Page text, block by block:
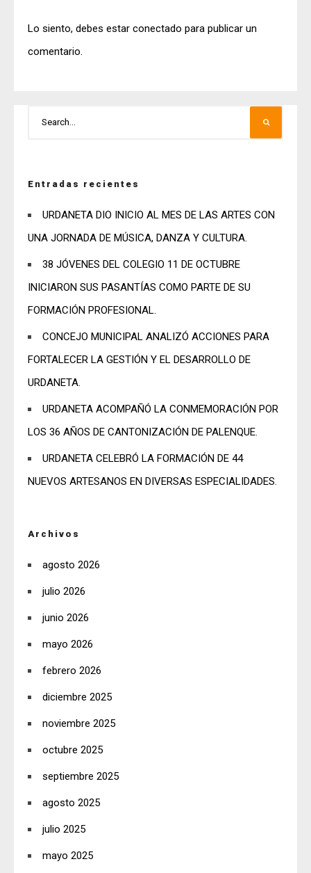
Lo siento, debes estar conectado para publicar un
comentario.
Entradas recientes
URDANETA DIO INICIO AL MES DE LAS ARTES CON
UNA JORNADA DE MÚSICA, DANZA Y CULTURA.
38 JÓVENES DEL COLEGIO 11 DE OCTUBRE
INICIARON SUS PASANTÍAS COMO PARTE DE SU
FORMACIÓN PROFESIONAL.
CONCEJO MUNICIPAL ANALIZÓ ACCIONES PARA
FORTALECER LA GESTIÓN Y EL DESARROLLO DE
URDANETA.
URDANETA ACOMPAÑÓ LA CONMEMORACIÓN POR
LOS 36 AÑOS DE CANTONIZACIÓN DE PALENQUE.
URDANETA CELEBRÓ LA FORMACIÓN DE 44
NUEVOS ARTESANOS EN DIVERSAS ESPECIALIDADES.
Archivos
agosto 2026
julio 2026
junio 2026
mayo 2026
febrero 2026
diciembre 2025
noviembre 2025
octubre 2025
septiembre 2025
agosto 2025
julio 2025
mayo 2025